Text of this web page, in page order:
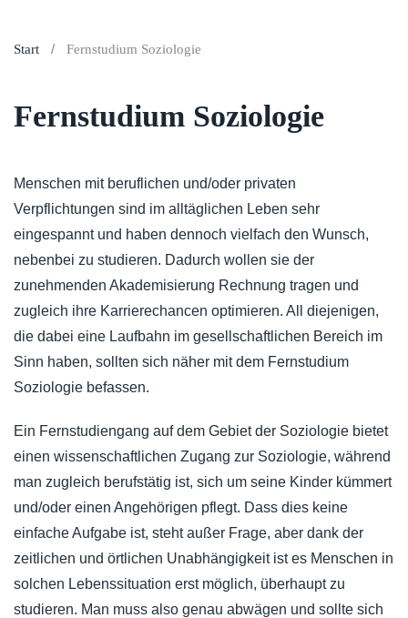
Start Fernstudium Soziologie
Fernstudium Soziologie
Menschen mit beruflichen und/oder privaten
Verpflichtungen sind im alltäglichen Leben sehr
eingespannt und haben dennoch vielfach den Wunsch,
nebenbei zu studieren. Dadurch wollen sie der
zunehmenden Akademisierung Rechnung tragen und
zugleich ihre Karrierechancen optimieren. All diejenigen,
die dabei eine Laufbahn im gesellschaftlichen Bereich im
Sinn haben, sollten sich näher mit dem Fernstudium
Soziologie befassen.
Ein Fernstudiengang auf dem Gebiet der Soziologie bietet
einen wissenschaftlichen Zugang zur Soziologie, während
man zugleich berufstätig ist, sich um seine Kinder kümmert
und/oder einen Angehörigen pflegt. Dass dies keine
einfache Aufgabe ist, steht außer Frage, aber dank der
zeitlichen und örtlichen Unabhängigkeit ist es Menschen in
solchen Lebenssituation erst möglich, überhaupt zu
studieren. Man muss also genau abwägen und sollte sich